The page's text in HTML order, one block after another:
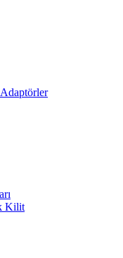
Kilit